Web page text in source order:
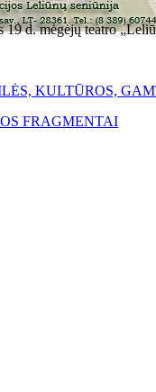
19 d. mėgėjų teatro
KULTŪROS,
FRAGMENTAI